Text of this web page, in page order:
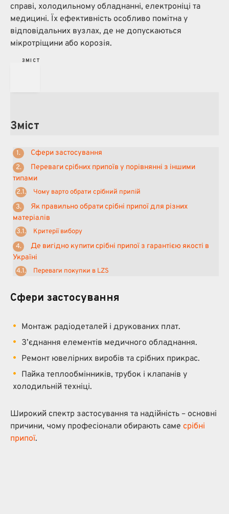
справі, холодильному обладнанні, електроніці та
медицині. Їх ефективність особливо помітна у
відповідальних вузлах, де не допускаються
мікротріщини або корозія.
З М СТ
Зміст
Сфери застосування
Переваги срібних припоїв у порівнянні з іншими
типами
Чому варто обрати срібний припій
Як правильно обрати срібні припої для різних
матеріалів
Критерії вибору
Де вигідно купити срібні припої з гарантією якості в
Україні
Переваги покупки в LZS
Сфери застосування
Монтаж радіодеталей і друкованих плат.
З’єднання елементів медичного обладнання.
Ремонт ювелірних виробів та срібних прикрас.
Пайка теплообмінників, трубок і клапанів у
холодильній техніці.
Широкий спектр застосування та надійність – основні
причини, чому професіонали обирають саме срібні
припої.